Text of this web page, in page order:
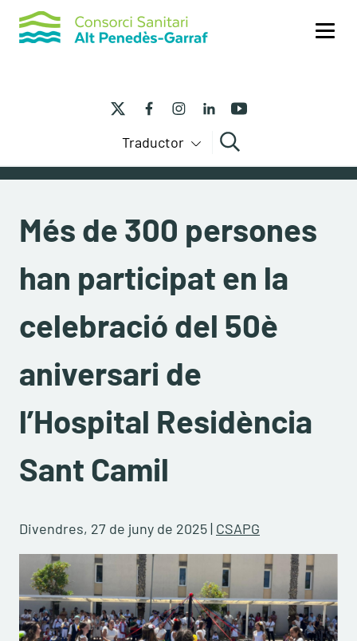
Traductor Cercar
Més de 300 persones
han participat en la
celebració del 50è
aniversari de
l’Hospital Residència
Sant Camil
Divendres, 27 de juny de 2025| CSAPG